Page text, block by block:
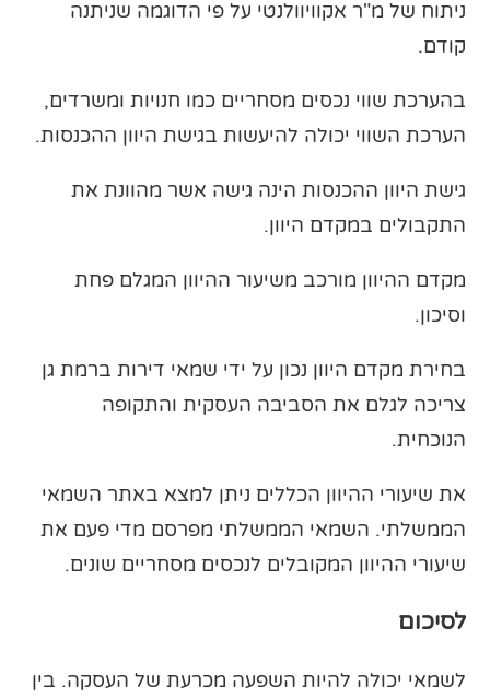
ניתוח של מ"ר אקוויוולנטי על פי הדוגמה שניתנה
קודם.
בהערכת שווי נכסים מסחריים כמו חנויות ומשרדים,
הערכת השווי יכולה להיעשות בגישת היוון ההכנסות.
גישת היוון ההכנסות הינה גישה אשר מהוונת את
התקבולים במקדם היוון.
מקדם ההיוון מורכב משיעור ההיוון המגלם פחת
וסיכון.
בחירת מקדם היוון נכון על ידי שמאי דירות ברמת גן
צריכה לגלם את הסביבה העסקית והתקופה
הנוכחית.
את שיעורי ההיוון הכללים ניתן למצא באתר השמאי
הממשלתי. השמאי הממשלתי מפרסם מדי פעם את
שיעורי ההיוון המקובלים לנכסים מסחריים שונים.
לסיכום
לשמאי יכולה להיות השפעה מכרעת של העסקה. בין